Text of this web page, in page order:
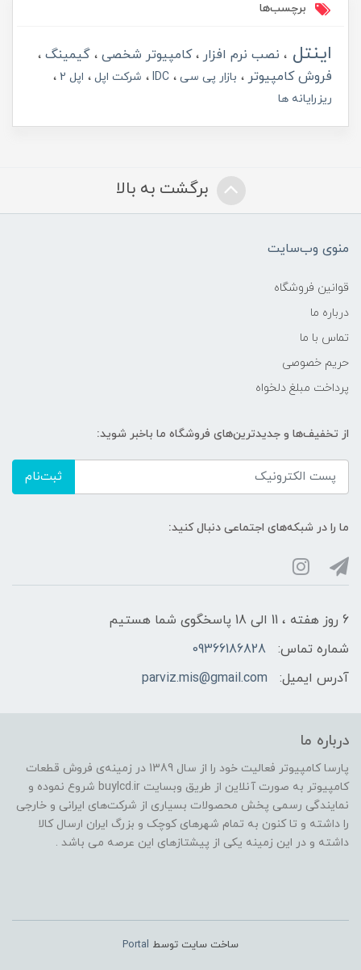
برچسب‌ها
اینتل نصب نرم افزار کامپیوتر شخصی
گیمینگ
فروش کامپیوتر
بازار پی سی IDC شرکت اپل
اپل 2
ریزرایانه ها
برگشت به بالا
منوی وب‌سایت
قوانین فروشگاه
درباره ما
تماس با ما
حریم خصوصی
پرداخت مبلغ دلخواه
از تخفیف‌ها و جدیدترین‌های فروشگاه ما باخبر شوید:
ثبت‌نام
ما را در شبکه‌های اجتماعی دنبال کنید:
6 روز هفته ، 11 الی 18 پاسخگوی شما هستیم
شماره تماس:
09366186828
آدرس ایمیل:
parviz.mis@gmail.com
درباره ما
پارسا کامپیوتر فعالیت خود را از سال 1389 در زمینه‌ی فروش قطعات
کامپیوتر به صورت آنلاین از طریق وبسایت buylcd.ir شروع نموده و
نمایندگی رسمی پخش محصولات بسیاری از شرکت‌های ایرانی و خارجی
را داشته و تا کنون به تمام شهرهای کوچک و بزرگ ایران ارسال کالا
داشته و در این زمینه یکی از پیشتازهای این عرصه می باشد .
ساخت سایت توسط Portal